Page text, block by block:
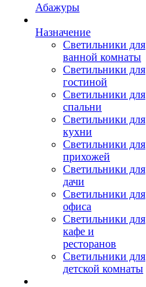
Абажуры
Назначение
Светильники для
ванной комнаты
Светильники для
гостиной
Светильники для
спальни
Светильники для
кухни
Светильники для
прихожей
Светильники для
дачи
Светильники для
офиса
Светильники для
кафе и
ресторанов
Светильники для
детской комнаты